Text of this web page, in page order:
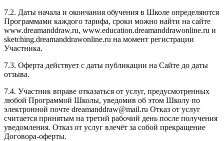
7.2. Даты начала и окончания обучения в Школе определяются
Программами каждого тарифа, сроки можно найти на сайте
www.dreamanddraw.ru, www.education.dreamanddrawonline.ru и
sketching.dreamanddrawonline.ru на момент регистрации
Участника.
7.3. Оферта действует с даты публикации на Сайте до даты
отзыва.
7.4. Участник вправе отказаться от услуг, предусмотренных
любой Программой Школы, уведомив об этом Школу по
электронной почте dreamanddraw@mail.ru Отказ от услуг
считается принятым на третий рабочий день после получения
уведомления. Отказ от услуг влечёт за собой прекращение
Договора-оферты.